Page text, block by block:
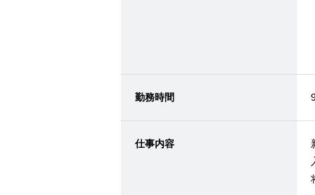
勤務時間
仕事内容